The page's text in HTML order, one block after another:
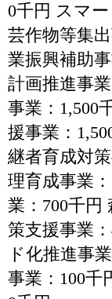
0千円 スマ
芸作物等集
業振興補助
計画推進事
事業：1,500
援事業：
継者育成対
理育成事業
業：700千円
策支援事業
ド化推進事
事業：100千